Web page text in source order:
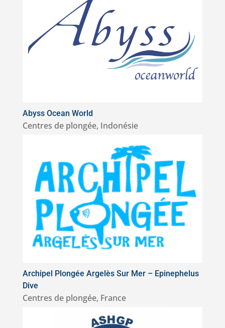
Abyss Ocean World
Centres de plongée, Indonésie
Archipel Plongée Argelès Sur Mer – Epinephelus
Dive
Centres de plongée, France